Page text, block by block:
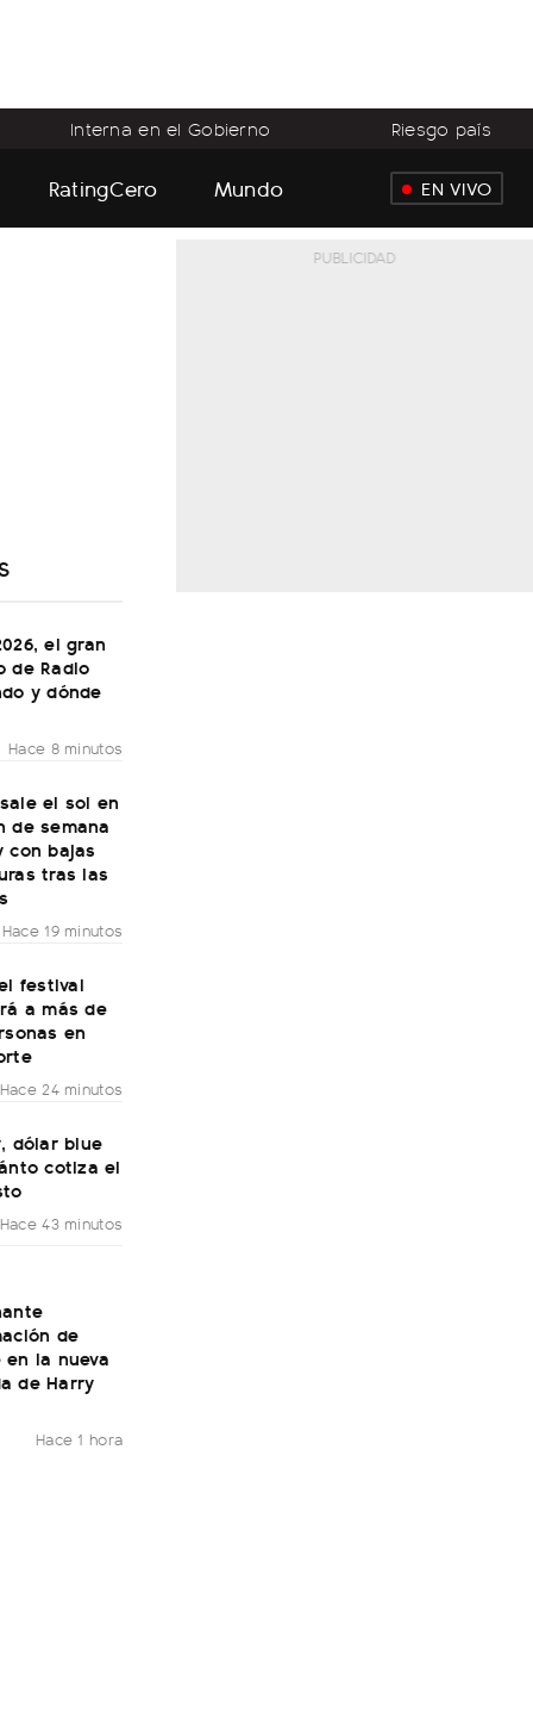
Interna en el Gobierno Riesgo país
RatingCero Mundo EN VIVO
el gran
de Radio
y dónde
Hace 8 minutos
el sol en
de semana
con bajas
tras las
Hace 19 minutos
festival
a más de
en
Hace 24 minutos
dólar blue
cotiza el
Hace 43 minutos
de
en la nueva
de Harry
Hace 1 hora